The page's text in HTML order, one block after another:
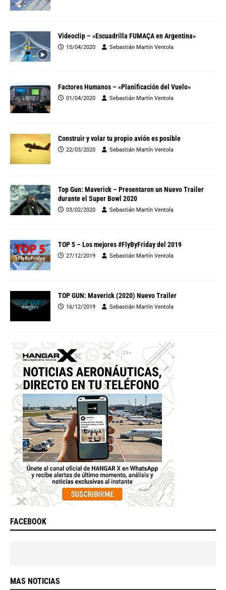
Videoclip – «Escuadrilla FUMAÇA en Argentina»
15/04/2020 Sebastián Martín Ventola
Factores Humanos – «Planificación del Vuelo»
01/04/2020 Sebastián Martín Ventola
Construir y volar tu propio avión es posible
22/03/2020 Sebastián Martín Ventola
Top Gun: Maverick – Presentaron un Nuevo Trailer
durante el Super Bowl 2020
03/02/2020 Sebastián Martín Ventola
TOP 5 – Los mejores #FlyByFriday del 2019
27/12/2019 Sebastián Martín Ventola
TOP GUN: Maverick (2020) Nuevo Trailer
16/12/2019 Sebastián Martín Ventola
FACEBOOK
MAS NOTICIAS